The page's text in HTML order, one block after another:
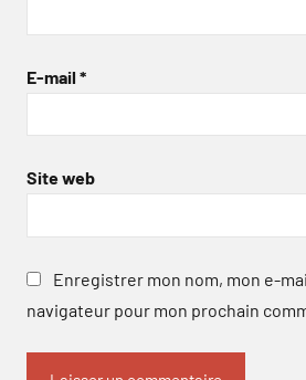
E-mail *
Site web
Enregistrer mon nom, mon e-
navigateur pour mon prochain